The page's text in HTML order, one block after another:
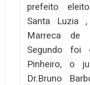
prefeito
Santa Luzia
Marreca de
Segundo foi
Pinheiro, o
Dr.Bruno